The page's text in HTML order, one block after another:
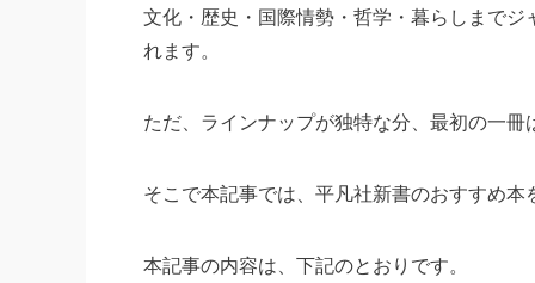
文化・歴史・国際情勢・哲学・暮らしまで
れます。
ただ、ラインナップが独特な分、最初の一冊
そこで本記事では、平凡社新書のおすすめ本
本記事の内容は、下記のとおりです。